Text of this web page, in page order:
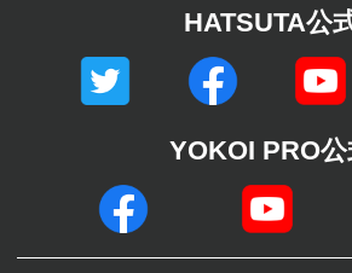
HATSUTA公
YOKOI PRO公